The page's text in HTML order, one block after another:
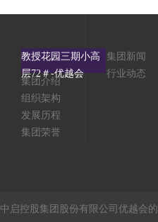
教授花园三期小高
层72＃-优越会
集团介绍
组织架构
发展历程
集团荣誉
集团新闻
行业动态
中启控股集团股份有限公司优越会